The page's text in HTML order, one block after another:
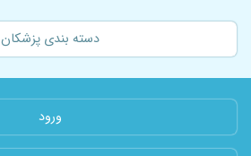
دسته بندی پزشکان
ورود